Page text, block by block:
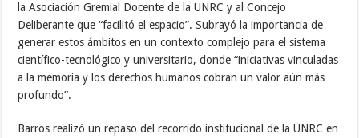
la Asociación Gremial Docente de la UNRC y al Concejo
Deliberante que “facilitó el espacio”. Subrayó la importancia de
generar estos ámbitos en un contexto complejo para el sistema
científico-tecnológico y universitario, donde “iniciativas vinculadas
a la memoria y los derechos humanos cobran un valor aún más
profundo”.
Barros realizó un repaso del recorrido institucional de la UNRC en